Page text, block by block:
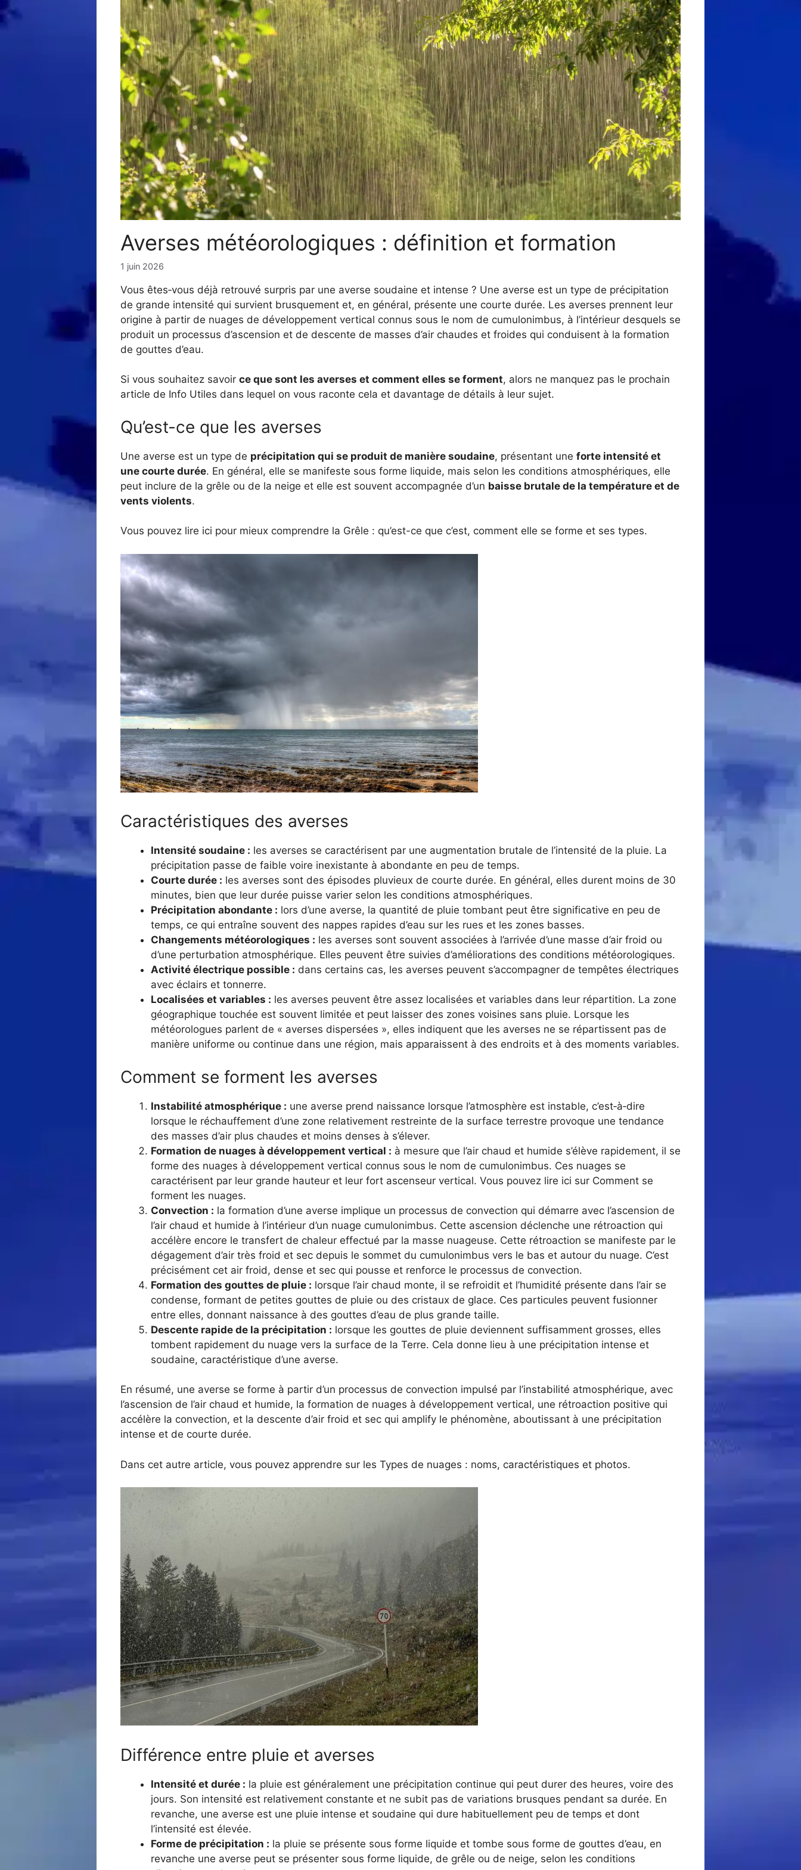
Averses météorologiques : définition et formation
1 juin 2026
Vous êtes‑vous déjà retrouvé surpris par une averse soudaine et intense ? Une averse est un type de précipitation
de grande intensité qui survient brusquement et, en général, présente une courte durée. Les averses prennent leur
origine à partir de nuages de développement vertical connus sous le nom de cumulonimbus, à l’intérieur desquels se
produit un processus d’ascension et de descente de masses d’air chaudes et froides qui conduisent à la formation
de gouttes d’eau.
Si vous souhaitez savoir ce que sont les averses et comment elles se forment, alors ne manquez pas le prochain
article de Info Utiles dans lequel on vous raconte cela et davantage de détails à leur sujet.
Qu’est-ce que les averses
Une averse est un type de précipitation qui se produit de manière soudaine, présentant une forte intensité et
une courte durée. En général, elle se manifeste sous forme liquide, mais selon les conditions atmosphériques, elle
peut inclure de la grêle ou de la neige et elle est souvent accompagnée d’un baisse brutale de la température et de
vents violents.
Vous pouvez lire ici pour mieux comprendre la Grêle : qu’est-ce que c’est, comment elle se forme et ses types.
Caractéristiques des averses
Intensité soudaine : les averses se caractérisent par une augmentation brutale de l’intensité de la pluie. La
précipitation passe de faible voire inexistante à abondante en peu de temps.
Courte durée : les averses sont des épisodes pluvieux de courte durée. En général, elles durent moins de 30
minutes, bien que leur durée puisse varier selon les conditions atmosphériques.
Précipitation abondante : lors d’une averse, la quantité de pluie tombant peut être significative en peu de
temps, ce qui entraîne souvent des nappes rapides d’eau sur les rues et les zones basses.
Changements météorologiques : les averses sont souvent associées à l’arrivée d’une masse d’air froid ou
d’une perturbation atmosphérique. Elles peuvent être suivies d’améliorations des conditions météorologiques.
Activité électrique possible : dans certains cas, les averses peuvent s’accompagner de tempêtes électriques
avec éclairs et tonnerre.
Localisées et variables : les averses peuvent être assez localisées et variables dans leur répartition. La zone
géographique touchée est souvent limitée et peut laisser des zones voisines sans pluie. Lorsque les
météorologues parlent de « averses dispersées », elles indiquent que les averses ne se répartissent pas de
manière uniforme ou continue dans une région, mais apparaissent à des endroits et à des moments variables.
Comment se forment les averses
Instabilité atmosphérique : une averse prend naissance lorsque l’atmosphère est instable, c’est‑à‑dire
lorsque le réchauffement d’une zone relativement restreinte de la surface terrestre provoque une tendance
des masses d’air plus chaudes et moins denses à s’élever.
Formation de nuages à développement vertical : à mesure que l’air chaud et humide s’élève rapidement, il se
forme des nuages à développement vertical connus sous le nom de cumulonimbus. Ces nuages se
caractérisent par leur grande hauteur et leur fort ascenseur vertical. Vous pouvez lire ici sur Comment se
forment les nuages.
Convection : la formation d’une averse implique un processus de convection qui démarre avec l’ascension de
l’air chaud et humide à l’intérieur d’un nuage cumulonimbus. Cette ascension déclenche une rétroaction qui
accélère encore le transfert de chaleur effectué par la masse nuageuse. Cette rétroaction se manifeste par le
dégagement d’air très froid et sec depuis le sommet du cumulonimbus vers le bas et autour du nuage. C’est
précisément cet air froid, dense et sec qui pousse et renforce le processus de convection.
Formation des gouttes de pluie : lorsque l’air chaud monte, il se refroidit et l’humidité présente dans l’air se
condense, formant de petites gouttes de pluie ou des cristaux de glace. Ces particules peuvent fusionner
entre elles, donnant naissance à des gouttes d’eau de plus grande taille.
Descente rapide de la précipitation : lorsque les gouttes de pluie deviennent suffisamment grosses, elles
tombent rapidement du nuage vers la surface de la Terre. Cela donne lieu à une précipitation intense et
soudaine, caractéristique d’une averse.
En résumé, une averse se forme à partir d’un processus de convection impulsé par l’instabilité atmosphérique, avec
l’ascension de l’air chaud et humide, la formation de nuages à développement vertical, une rétroaction positive qui
accélère la convection, et la descente d’air froid et sec qui amplify le phénomène, aboutissant à une précipitation
intense et de courte durée.
Dans cet autre article, vous pouvez apprendre sur les Types de nuages : noms, caractéristiques et photos.
Différence entre pluie et averses
Intensité et durée : la pluie est généralement une précipitation continue qui peut durer des heures, voire des
jours. Son intensité est relativement constante et ne subit pas de variations brusques pendant sa durée. En
revanche, une averse est une pluie intense et soudaine qui dure habituellement peu de temps et dont
l’intensité est élevée.
Forme de précipitation : la pluie se présente sous forme liquide et tombe sous forme de gouttes d’eau, en
revanche une averse peut se présenter sous forme liquide, de grêle ou de neige, selon les conditions